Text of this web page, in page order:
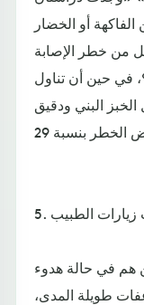
أو الخضار
من خطر الإصابة
من النوع 2 بنسبة 25%، في حين أن تناول
البني ودقيق
زيارات الطبيب
هم في حالة هدوء
طويلة المدى،